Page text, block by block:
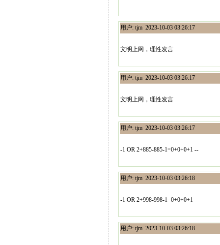
用户: tjm 2023-10-03 03:26:17
文明上网，理性发言
用户: tjm 2023-10-03 03:26:17
文明上网，理性发言
用户: tjm 2023-10-03 03:26:17
-1 OR 2+885-885-1=0+0+0+1 --
用户: tjm 2023-10-03 03:26:18
-1 OR 2+998-998-1=0+0+0+1
用户: tjm 2023-10-03 03:26:18